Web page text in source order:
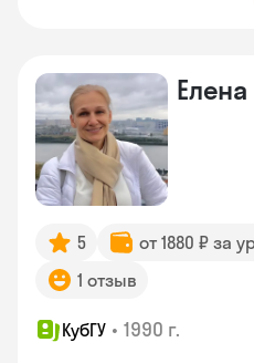
Елена
5 от 1880 ₽ за
1 отзыв
КубГУ • 1990 г.